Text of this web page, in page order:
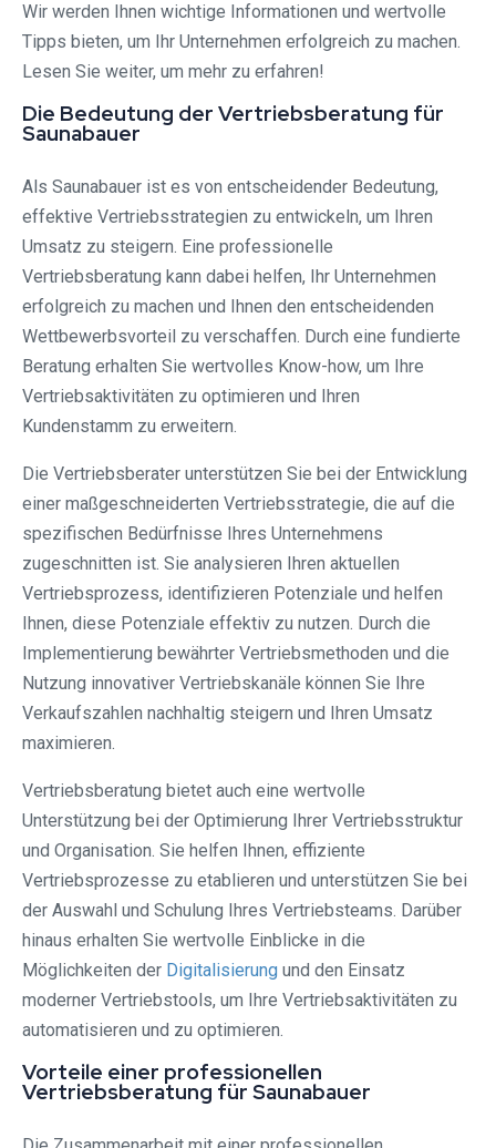
Wir werden Ihnen wichtige Informationen und wertvolle
Tipps bieten, um Ihr Unternehmen erfolgreich zu machen.
Lesen Sie weiter, um mehr zu erfahren!
Die Bedeutung der Vertriebsberatung für
Saunabauer
Als Saunabauer ist es von entscheidender Bedeutung,
effektive Vertriebsstrategien zu entwickeln, um Ihren
Umsatz zu steigern. Eine professionelle
Vertriebsberatung kann dabei helfen, Ihr Unternehmen
erfolgreich zu machen und Ihnen den entscheidenden
Wettbewerbsvorteil zu verschaffen. Durch eine fundierte
Beratung erhalten Sie wertvolles Know-how, um Ihre
Vertriebsaktivitäten zu optimieren und Ihren
Kundenstamm zu erweitern.
Die Vertriebsberater unterstützen Sie bei der Entwicklung
einer maßgeschneiderten Vertriebsstrategie, die auf die
spezifischen Bedürfnisse Ihres Unternehmens
zugeschnitten ist. Sie analysieren Ihren aktuellen
Vertriebsprozess, identifizieren Potenziale und helfen
Ihnen, diese Potenziale effektiv zu nutzen. Durch die
Implementierung bewährter Vertriebsmethoden und die
Nutzung innovativer Vertriebskanäle können Sie Ihre
Verkaufszahlen nachhaltig steigern und Ihren Umsatz
maximieren.
Vertriebsberatung bietet auch eine wertvolle
Unterstützung bei der Optimierung Ihrer Vertriebsstruktur
und Organisation. Sie helfen Ihnen, effiziente
Vertriebsprozesse zu etablieren und unterstützen Sie bei
der Auswahl und Schulung Ihres Vertriebsteams. Darüber
hinaus erhalten Sie wertvolle Einblicke in die
Möglichkeiten der Digitalisierung und den Einsatz
moderner Vertriebstools, um Ihre Vertriebsaktivitäten zu
automatisieren und zu optimieren.
Vorteile einer professionellen
Vertriebsberatung für Saunabauer